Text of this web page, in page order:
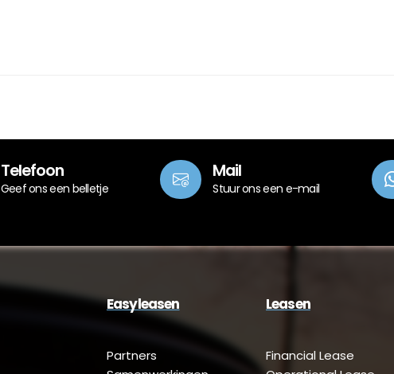
Telefoon
Geef ons een belletje
Mail
Stuur ons een e-mail
Easyleasen
Partners
Leasen
Financial Lease